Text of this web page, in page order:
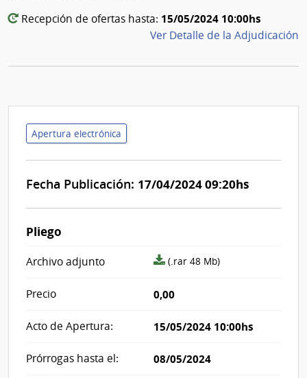
Recepción de ofertas hasta: 15/05/2024 10:00hs
Ver Detalle de la Adjudicación
Apertura electrónica
Fecha Publicación: 17/04/2024 09:20hs
Pliego
Archivo adjunto
archivo
(.rar 48 Mb)
Precio 0,00
Acto de Apertura: 15/05/2024 10:00hs
Prórrogas hasta el: 08/05/2024